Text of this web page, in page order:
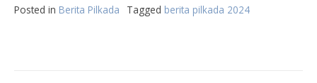
Posted in Berita Pilkada Tagged berita pilkada 2024